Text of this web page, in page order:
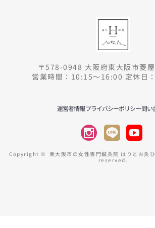
〒578-0948 大阪府東大阪市菱
営業時間：10:15～16:00 定休日
運営者情報プライバシーポリシー問い
Copyright © 東大阪市の女性専門鍼灸院 はりとお
reserved.